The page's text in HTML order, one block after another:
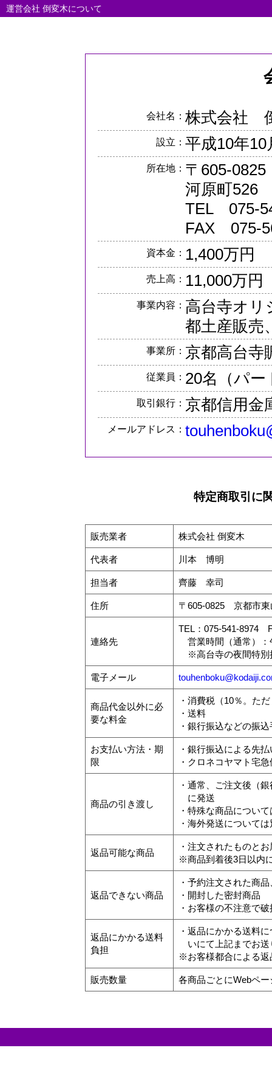
運営会社 倒変木について
会社名： 株式会社
設立： 平成10年10
所在地： 〒605-
河原町526
TEL 075-
FAX 075-
資本金： 1,400万円
売上高： 11,000万円
事業内容： 高台寺オリ
都土産販売
事業所： 京都高台寺
従業員： 20名（パ
取引銀行： 京都信用金
メールアドレス：
特定商取引に
販売業者 株式会社 倒変木
代表者 川本 博明
担当者 齊藤 幸司
住所 〒605-0825 京都市東
連絡先
TEL：075-541-8974
営業時間（通常）：
※高台寺の夜間特別
電子メール
商品代金以外に必
要な料金
・消費税（10％。た
・送料
・銀行振込などの振
お支払い方法・期
限
・銀行振込による先
・クロネコヤマト宅
商品の引き渡し
・通常、ご注文後（
に発送
・特殊な商品につい
・海外発送について
返品可能な商品
・注文されたものと
※商品到着後3日以内
返品できない商品
・予約注文された商
・開封した密封商品
・お客様の不注意で
返品にかかる送料
負担
・返品にかかる送料
いにて上記までお
※お客様都合による返
販売数量 各商品ごとにWebペ